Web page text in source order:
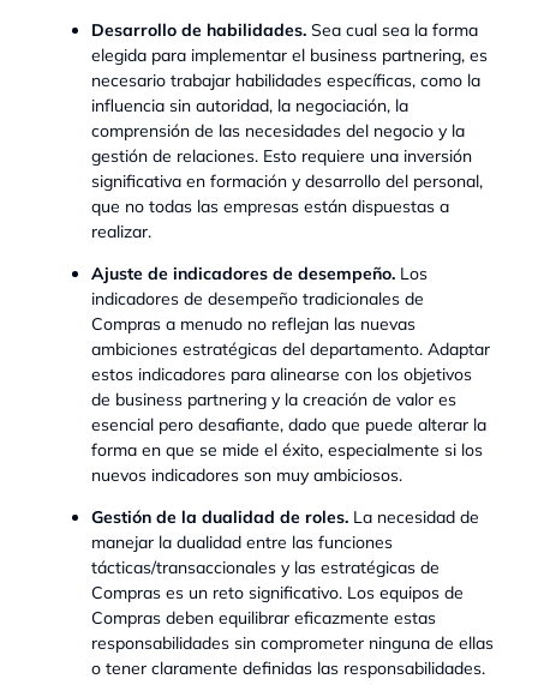
Desarrollo de habilidades. Sea cual sea la forma
elegida para implementar el business partnering, es
necesario trabajar habilidades específicas, como la
influencia sin autoridad, la negociación, la
comprensión de las necesidades del negocio y la
gestión de relaciones. Esto requiere una inversión
significativa en formación y desarrollo del personal,
que no todas las empresas están dispuestas a
realizar.
Ajuste de indicadores de desempeño. Los
indicadores de desempeño tradicionales de
Compras a menudo no reflejan las nuevas
ambiciones estratégicas del departamento. Adaptar
estos indicadores para alinearse con los objetivos
de business partnering y la creación de valor es
esencial pero desafiante, dado que puede alterar la
forma en que se mide el éxito, especialmente si los
nuevos indicadores son muy ambiciosos.
Gestión de la dualidad de roles. La necesidad de
manejar la dualidad entre las funciones
tácticas/transaccionales y las estratégicas de
Compras es un reto significativo. Los equipos de
Compras deben equilibrar eficazmente estas
responsabilidades sin comprometer ninguna de ellas
o tener claramente definidas las responsabilidades.